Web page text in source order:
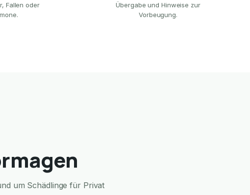
Fallen oder
Übergabe und Hinweise zur
Vorbeugung.
um Schädlinge für Privat